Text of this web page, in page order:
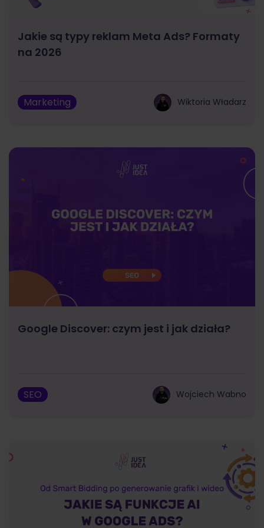
Jakie są typy reklam Meta Ads? Formaty
na 2026
Marketing Wiktoria Władarz
Google Discover: czym jest i jak działa?
SEO Wojciech Wabno